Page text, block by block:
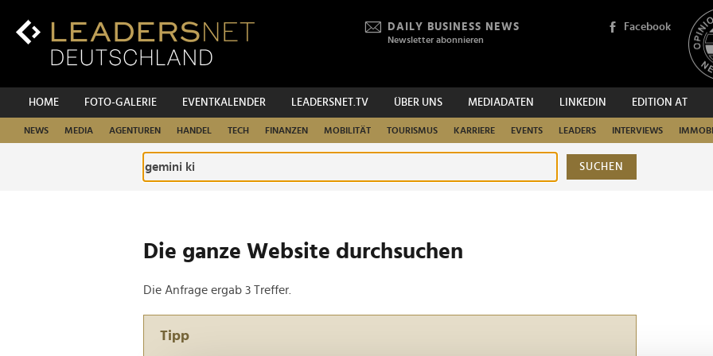
Inhalt
DAILY BUSINESS NEWS
Newsletter abonnieren
Facebook
HOME FOTO-GALERIE EVENTKALENDER LEADERSNET.TV ÜBER UNS MEDIADATEN LINKEDIN EDITION AT
NEWS MEDIA AGENTUREN HANDEL TECH FINANZEN MOBILITÄT TOURISMUS KARRIERE EVENTS LEADERS INTERVIEWS
SUCHEN
Die ganze Website durchsuchen
Die Anfrage ergab 3 Treffer.
Tipp